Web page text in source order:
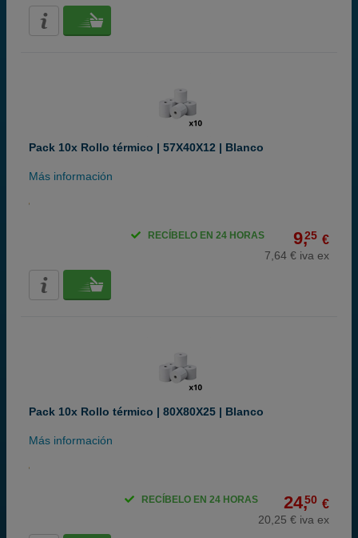
Pack 10x Rollo térmico | 57X40X12 | Blanco
Más información
9,25 €
7,64 € iva ex
RECÍBELO EN 24 HORAS
Pack 10x Rollo térmico | 80X80X25 | Blanco
Más información
24,50 €
20,25 € iva ex
RECÍBELO EN 24 HORAS